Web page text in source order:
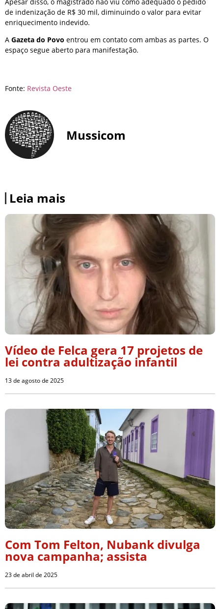
de indenização de R$ 30 mil, diminuindo o valor para evitar
enriquecimento indevido.
A Gazeta do Povo entrou em contato com ambas as partes. O
espaço segue aberto para manifestação.
Fonte: Revista Oeste
Mussicom
Leia mais
Vídeo de Felca gera 17 projetos de
lei contra adultização infantil
13 de agosto de 2025
Com Tom Felton, Nubank divulga
nova campanha; assista
23 de abril de 2025